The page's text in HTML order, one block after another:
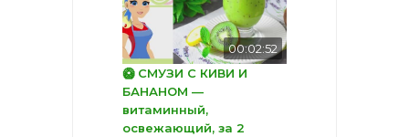
00:02:52
🥝 СМУЗИ С КИВИ И
БАНАНОМ —
витаминный,
освежающий, за 2